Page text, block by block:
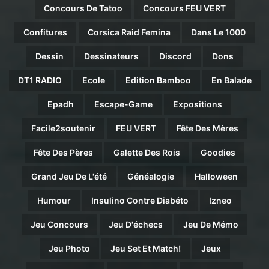
Concours De Tatoo Concours FEU VERT
Confitures Corsica Raid Femina Dans Le 1000
Dessin Dessinateurs Discord Dons
DT1 RADIO Ecole Edition Bamboo En Balade
Epadh Escape-Game Expositions
Facile2soutenir FEU VERT Fête Des Mères
Fête Des Pères Galette Des Rois Goodies
Grand Jeu De L'été Généalogie Halloween
Humour Insulino Contre Diabéto Izneo
Jeu Concours Jeu D'échecs Jeu De Mémo
Jeu Photo Jeu Set Et Match! Jeux